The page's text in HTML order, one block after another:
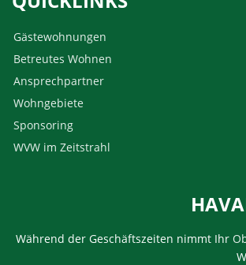
Gästewohnungen
Betreutes Wohnen
Ansprechpartner
Wohngebiete
Sponsoring
WVW im Zeitstrahl
Während der Geschäftszeiten nimmt Ihr